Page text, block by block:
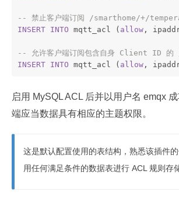
-- 禁止客户端订阅 /smarthome/+/
INSERT INTO mqtt_acl ( allow ,
-- 允许客户端订阅包含自身 Client ID
INSERT INTO mqtt_acl ( allow ,
启用 MySQL ACL 后并以用户名 emqx
端应当数据具有相应的主题权限。
这是默认配置使用的表结构，熟悉该插件
用任何满足条件的数据表进行 ACL 规则存